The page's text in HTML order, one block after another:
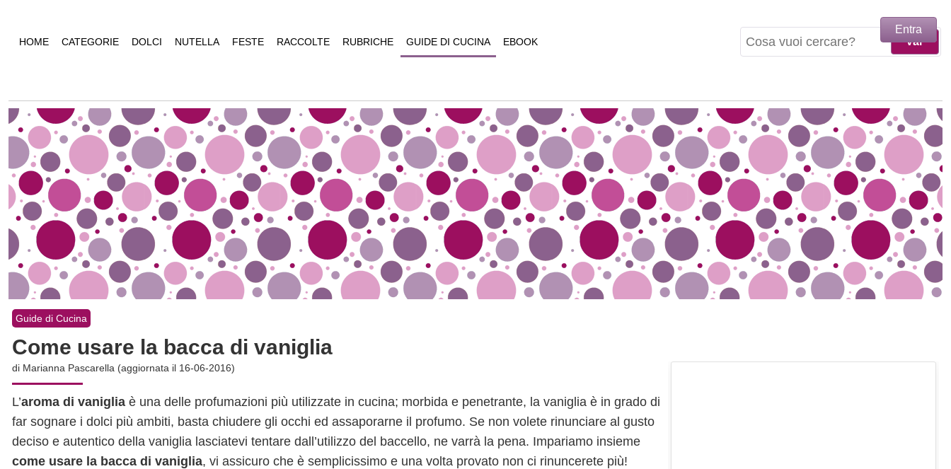
HOME CATEGORIE DOLCI NUTELLA FESTE RACCOLTE RUBRICHE GUIDE DI CUCINA EBOOK
Guide di Cucina
Come usare la bacca di vaniglia
di Marianna Pascarella (aggiornata il 16-06-2016)
L’aroma di vaniglia è una delle profumazioni più utilizzate in cucina; morbida e penetrante, la vaniglia è in grado di
far sognare i dolci più ambiti, basta chiudere gli occhi ed assaporarne il profumo. Se non volete rinunciare al gusto
deciso e autentico della vaniglia lasciatevi tentare dall’utilizzo del baccello, ne varrà la pena. Impariamo insieme
come usare la bacca di vaniglia, vi assicuro che è semplicissimo e una volta provato non ci rinuncerete più!
Entra